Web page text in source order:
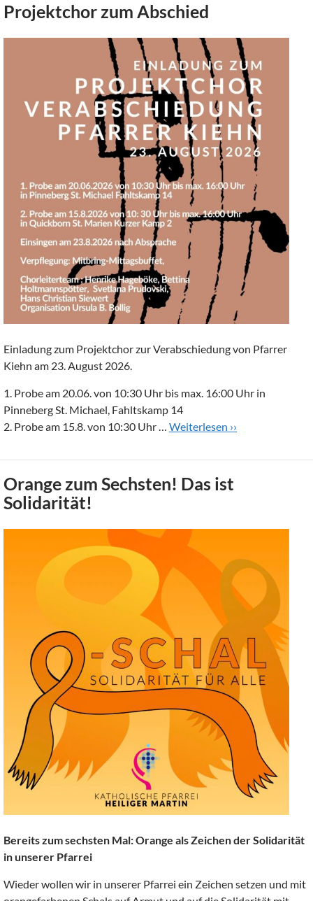
Projektchor zum Abschied
Einladung zum Projektchor zur Verabschiedung von Pfarrer
Kiehn am 23. August 2026.
1. Probe am 20.06. von 10:30 Uhr bis max. 16:00 Uhr in
Pinneberg St. Michael, Fahltskamp 14
2. Probe am 15.8. von 10:30 Uhr … Weiterlesen ››
Orange zum Sechsten! Das ist
Solidarität!
Bereits zum sechsten Mal: Orange als Zeichen der Solidarität
in unserer Pfarrei
Wieder wollen wir in unserer Pfarrei ein Zeichen setzen und mit